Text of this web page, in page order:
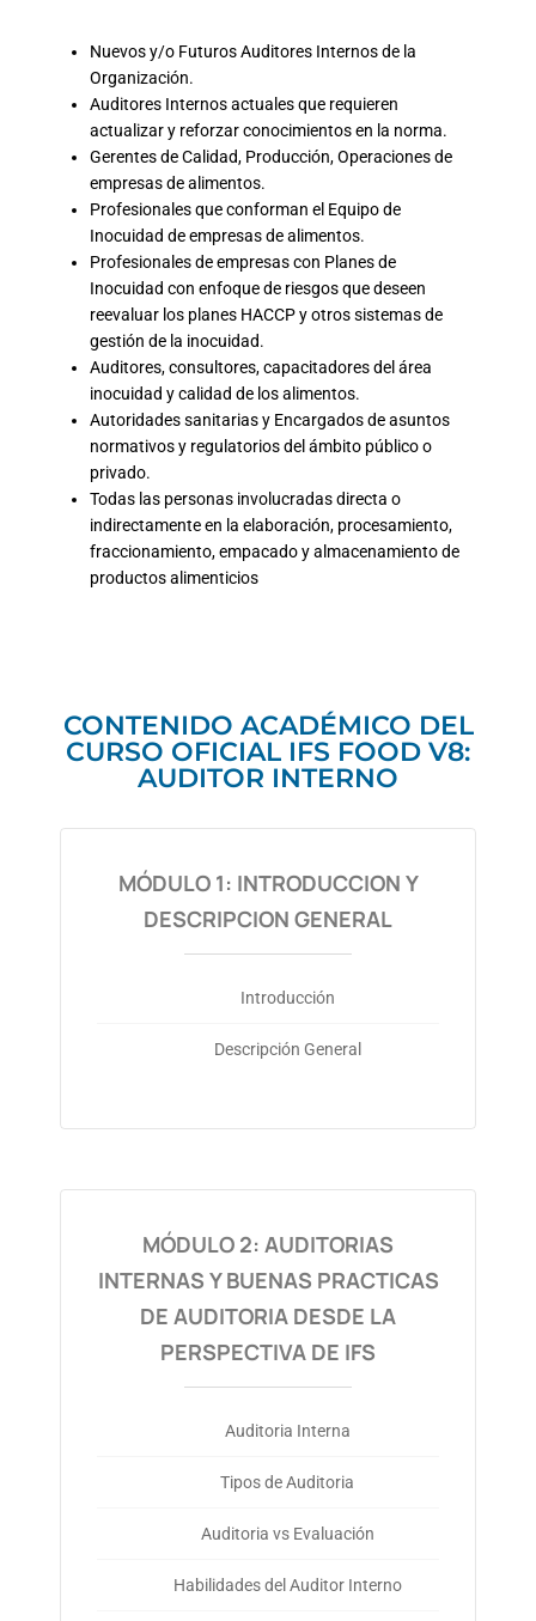
Nuevos y/o Futuros Auditores Internos de la
Organización.
Auditores Internos actuales que requieren
actualizar y reforzar conocimientos en la norma.
Gerentes de Calidad, Producción, Operaciones de
empresas de alimentos.
Profesionales que conforman el Equipo de
Inocuidad de empresas de alimentos.
Profesionales de empresas con Planes de
Inocuidad con enfoque de riesgos que deseen
reevaluar los planes HACCP y otros sistemas de
gestión de la inocuidad.
Auditores, consultores, capacitadores del área
inocuidad y calidad de los alimentos.
Autoridades sanitarias y Encargados de asuntos
normativos y regulatorios del ámbito público o
privado.
Todas las personas involucradas directa o
indirectamente en la elaboración, procesamiento,
fraccionamiento, empacado y almacenamiento de
productos alimenticios
CONTENIDO ACADÉMICO DEL
CURSO OFICIAL IFS FOOD V8:
AUDITOR INTERNO
MÓDULO 1: INTRODUCCION Y
DESCRIPCION GENERAL
Introducción
Descripción General
MÓDULO 2: AUDITORIAS
INTERNAS Y BUENAS PRACTICAS
DE AUDITORIA DESDE LA
PERSPECTIVA DE IFS
Auditoria Interna
Tipos de Auditoria
Auditoria vs Evaluación
Habilidades del Auditor Interno